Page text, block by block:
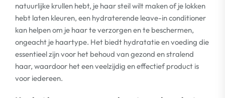
natuurlijke krullen hebt, je haar steil wilt maken of je lokken
hebt laten kleuren, een hydraterende leave-in conditioner
kan helpen om je haar te verzorgen en te beschermen,
ongeacht je haartype. Het biedt hydratatie en voeding die
essentieel zijn voor het behoud van gezond en stralend
haar, waardoor het een veelzijdig en effectief product is
voor iedereen.